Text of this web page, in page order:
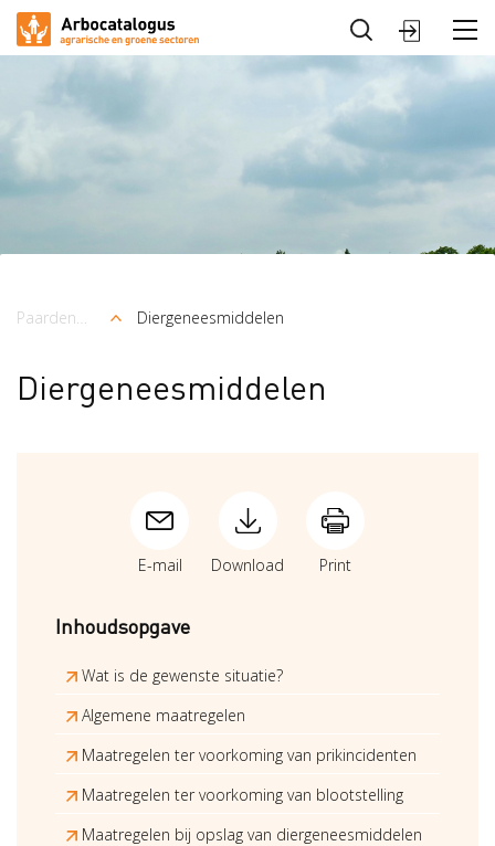
Arbocatalogus
Sluiten
Kruimelpad
Paardenhouderij Diergeneesmiddelen
Diergeneesmiddelen
E-mail Download Print
Inhoudsopgave
Wat is de gewenste situatie?
Algemene maatregelen
Maatregelen ter voorkoming van prikincidenten
Maatregelen ter voorkoming van blootstelling
Maatregelen bij opslag van diergeneesmiddelen